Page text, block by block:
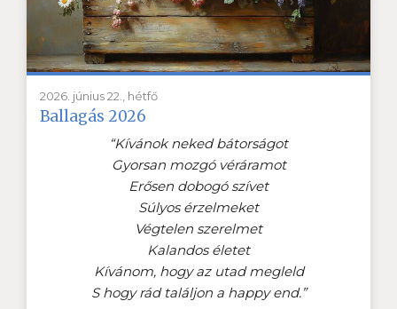
2026. június 22., hétfő
Ballagás 2026
“Kívánok neked bátorságot
Gyorsan mozgó véráramot
Erősen dobogó szívet
Súlyos érzelmeket
Végtelen szerelmet
Kalandos életet
Kívánom, hogy az utad megleld
S hogy rád találjon a happy end.”